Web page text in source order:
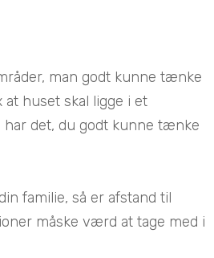
man godt kunne tænke
at huset skal ligge i et
det, du godt kunne tænke
familie, så er afstand til
måske værd at tage med i